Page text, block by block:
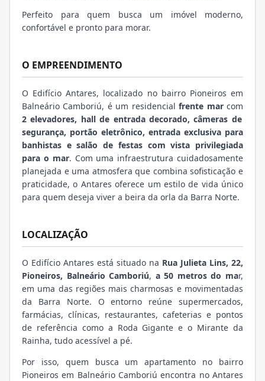
Perfeito para quem busca um imóvel moderno,
confortável e pronto para morar.
O EMPREENDIMENTO
O Edifício Antares, localizado no bairro Pioneiros em
Balneário Camboriú, é um residencialfrente marcom
2 elevadores, hall de entrada decorado, câmeras de
segurança, portão eletrônico, entrada exclusiva para
banhistas e salão de festas com vista privilegiada
para o mar. Com uma infraestrutura cuidadosamente
planejada e uma atmosfera que combina sofisticação e
praticidade, o Antares oferece um estilo de vida único
para quem deseja viver a beira da orla da Barra Norte.
LOCALIZAÇÃO
O Edifício Antares está situado na Rua Julieta Lins, 22,
Pioneiros, Balneário Camboriú, a 50 metros do mar,
em uma das regiões mais charmosas e movimentadas
da Barra Norte. O entorno reúne supermercados,
farmácias, clínicas, restaurantes, cafeterias e pontos
de referência como a Roda Gigante e o Mirante da
Rainha, tudo acessível a pé.
Por isso, quem busca um apartamento no bairro
Pioneiros em Balneário Camboriú encontra no Antares